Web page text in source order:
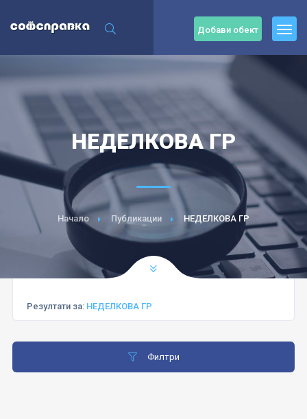
Добави обект
НЕДЕЛКОВА ГР
Начало Публикации НЕДЕЛКОВА ГР
Резултати за: НЕДЕЛКОВА ГР
Филтри